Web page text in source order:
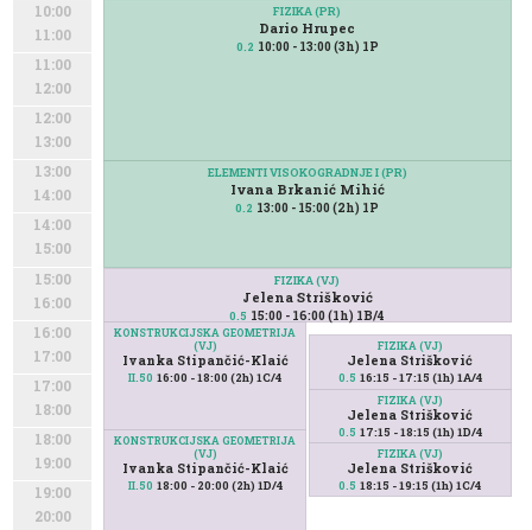
10:00
11:00
11:00
12:00
12:00
13:00
13:00
14:00
14:00
15:00
15:00
16:00
16:00
17:00
17:00
18:00
18:00
19:00
19:00
20:00
FIZIKA (PR)
Dario Hrupec
0.2 10:00 - 13:00 (3h) 1P
ELEMENTI VISOKOGRADNJE I (PR)
Ivana Brkanić Mihić
0.2 13:00 - 15:00 (2h) 1P
FIZIKA (VJ)
Jelena Strišković
0.5 15:00 - 16:00 (1h) 1B/4
KONSTRUKCIJSKA GEOMETRIJA
(VJ)
Ivanka Stipančić-Klaić
II.50 16:00 - 18:00 (2h) 1C/4
KONSTRUKCIJSKA GEOMETRIJA
(VJ)
Ivanka Stipančić-Klaić
II.50 18:00 - 20:00 (2h) 1D/4
FIZIKA (VJ)
Jelena Strišković
0.5 16:15 - 17:15 (1h) 1A/4
FIZIKA (VJ)
Jelena Strišković
0.5 18:15 - 19:15 (1h) 1C/4
FIZIKA (VJ)
Jelena Strišković
0.5 17:15 - 18:15 (1h) 1D/4